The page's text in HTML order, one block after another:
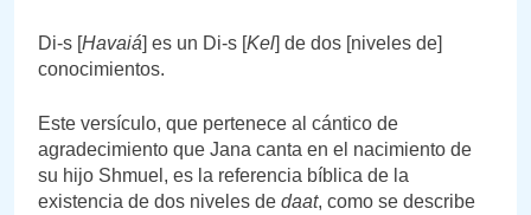
Di-s [Havaiá] es un Di-s [Kel] de dos [niveles de]
conocimientos.
Este versículo, que pertenece al cántico de
agradecimiento que Jana canta en el nacimiento de
su hijo Shmuel, es la referencia bíblica de la
existencia de dos niveles de daat, como se describe